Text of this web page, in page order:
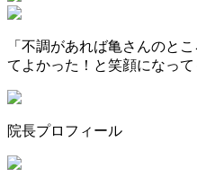
「不調があれば亀さんのと
てよかった！と笑顔になっ
院長プロフィール